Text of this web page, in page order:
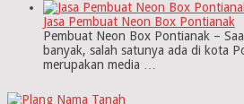
Jasa Pembuat Neon Box Pontianak
Pembuat Neon Box Pontianak –
banyak, salah satunya ada di kota
merupakan media …